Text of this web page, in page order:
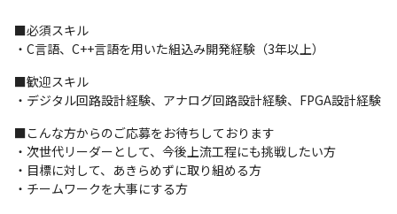
当社の組織は、部＞ユニット＞チーム という単位になっていま
す。
ユニットの中には多数のチームがあり、各チームには、5～15名程
度の社員が属しています。
▼エンベデッドシステム部
▽デジタルプロダクトユニット
・デジタル一眼レフカメラ、ミラーレスカメラのファーム
ウエア開発
・ネットワークカメラのアプリケーション及びファームウ
■必須スキル
・C言語、C++言語を用いた組込み開発経験（3年以上）
■歓迎スキル
・デジタル回路設計経験、アナログ回路設計経験、FPGA設計経験
■こんな方からのご応募をお待ちしております
・次世代リーダーとして、今後上流工程にも挑戦したい方
・目標に対して、あきらめずに取り組める方
・チームワークを大事にする方